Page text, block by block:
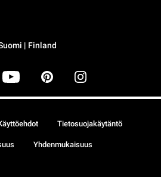
| Finland
Tietosuojakäytäntö
Yhdenmukaisuus